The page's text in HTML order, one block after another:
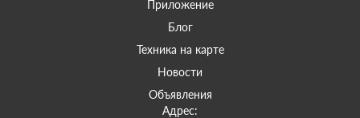
Приложение
Блог
Техника на карте
Новости
Объявления
Адрес: